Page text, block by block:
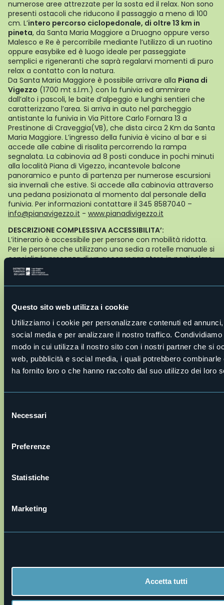
Questo sito web utilizza i cookie
Utilizziamo i cookie per personalizzare contenuti ed
social media e per analizzare il nostro traffico.
modo in cui utilizza il nostro sito con i nostri partner che si
web, pubblicità e social media, i quali potrebbero
ha fornito loro o che hanno raccolto dal suo utilizzo dei loro
delNecessari
Preferenze
Statistiche
Marketing
Accetta tutti
numerose aree attrezzate per la sosta ed il relax. Non sono
presenti ostacoli che riducono il passaggio a meno di 100
cm. L’intero percorso ciclopedonale, di oltre 13 km in
pineta, da Santa Maria Maggiore a Druogno oppure verso
Malesco e Re è percorribile mediante l’utilizzo di un ruotino
oppure easybike ed è luogo ideale per passeggiate
semplici e rigeneranti che saprà regalarvi momenti di puro
relax a contatto con la natura.
Da Santa Maria Maggiore è possibile arrivare alla Piana di
Vigezzo (1700 mt s.l.m.) con la funivia ed ammirare
dall’alto i pascoli, le baite d’alpeggio e lunghi sentieri che
caratterizzano l’area. Si arriva in auto nel parcheggio
antistante la funivia in Via Pittore Carlo Fornara 13 a
Prestinone di Craveggia(VB), che dista circa 2 Km da Santa
Maria Maggiore. L’ingresso della funivia è vicino al bar e si
accede alle cabine di risalita percorrendo la rampa
segnalata. La cabinovia ad 8 posti conduce in pochi minuti
alla località Piana di Vigezzo, incantevole balcone
panoramico e punto di partenza per numerose escursioni
sia invernali che estive. Si accede alla cabinovia attraverso
una pedana posizionata al momento dal personale della
funivia. Per informazioni contattare il 345 8587040 –
info@pianavigezzo.it - www.pianadivigezzo.it
DESCRIZIONE COMPLESSIVA ACCESSIBILITA’:
L’itinerario è accessibile per persone con mobilità ridotta.
Per le persone che utilizzano una sedia a rotelle manuale si
consiglia la presenza di un accompagnatore in particolare
nel centro storico in quanto il percorso presenta dei tratti
con del ciottolato e delle piccole pendenze e alla Piana di
Vigezzo per la presenza di un terreno non agevole.
Realizzatore del percorso: Fabrizio Marta - Rotex
Autore dei testi: Fabrizio Marta - Rotex
Live
Pioggia 26,6°
Santa Maria Maggiore (VB)